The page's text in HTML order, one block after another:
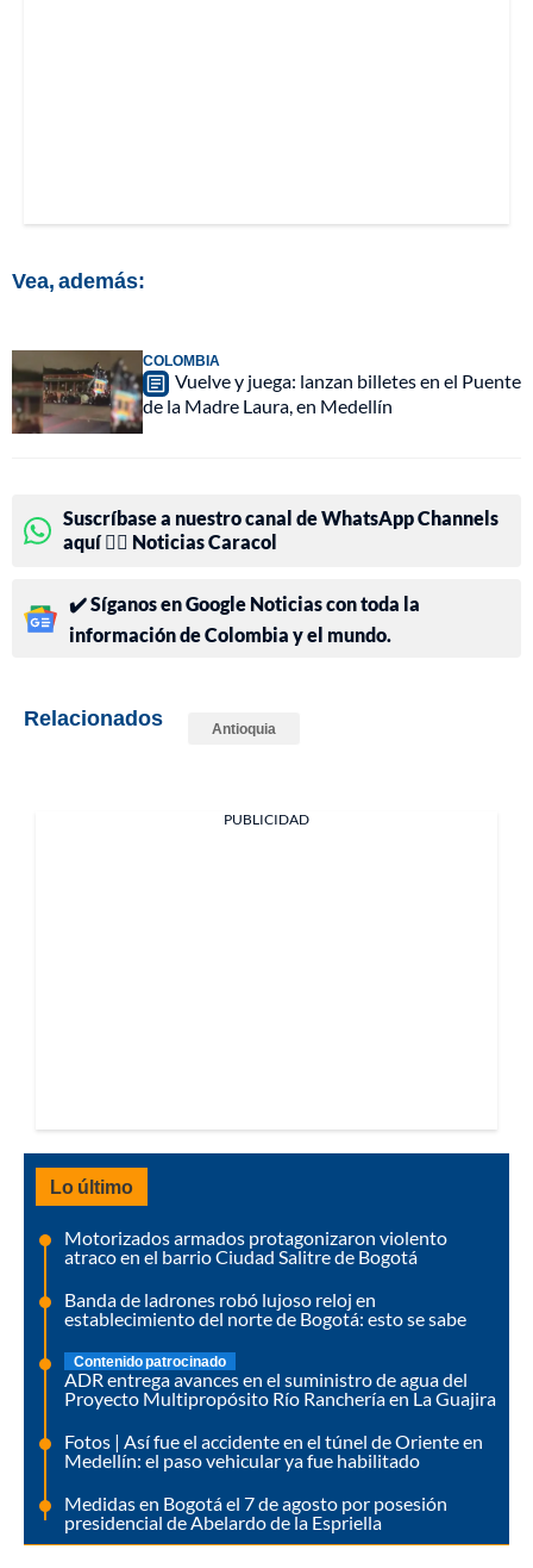
Vea, además:
COLOMBIA
Vuelve y juega: lanzan billetes en el Puente
de la Madre Laura, en Medellín
Suscríbase a nuestro canal de WhatsApp Channels
aquí 👉🏻 Noticias Caracol
✔️ Síganos en Google Noticias con toda la
información de Colombia y el mundo.
Relacionados Antioquia
PUBLICIDAD
Lo último
Motorizados armados protagonizaron violento
atraco en el barrio Ciudad Salitre de Bogotá
Banda de ladrones robó lujoso reloj en
establecimiento del norte de Bogotá: esto se sabe
Contenido patrocinado
ADR entrega avances en el suministro de agua del
Proyecto Multipropósito Río Ranchería en La Guajira
Fotos | Así fue el accidente en el túnel de Oriente en
Medellín: el paso vehicular ya fue habilitado
Medidas en Bogotá el 7 de agosto por posesión
presidencial de Abelardo de la Espriella